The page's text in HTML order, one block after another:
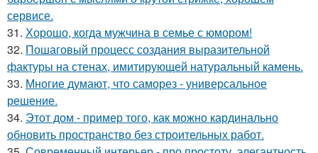
сервисе.
31. Хорошо, когда мужчина в семье с юмором!
32. Пошаговый процесс создания выразительной
фактуры на стенах, имитирующей натуральный камень.
33. Многие думают, что саморез - универсальное
решение.
34. Этот дом - пример того, как можно кардинально
обновить пространство без строительных работ.